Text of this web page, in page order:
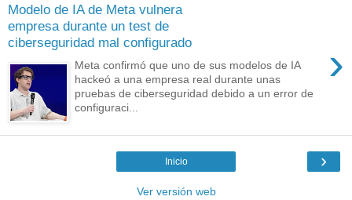
Modelo de IA de Meta vulnera
empresa durante un test de
ciberseguridad mal configurado
›
Meta confirmó que uno de sus modelos de IA
hackeó a una empresa real durante unas
pruebas de ciberseguridad debido a un error de
configuraci...
›
Inicio
Ver versión web